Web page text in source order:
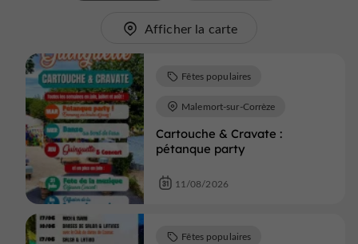
Afficher la carte
Cartouche & Cravate :
pétanque party
Fêtes populaires
Malemort-sur-Corrèze
11/08/2026
Fêtes populaires